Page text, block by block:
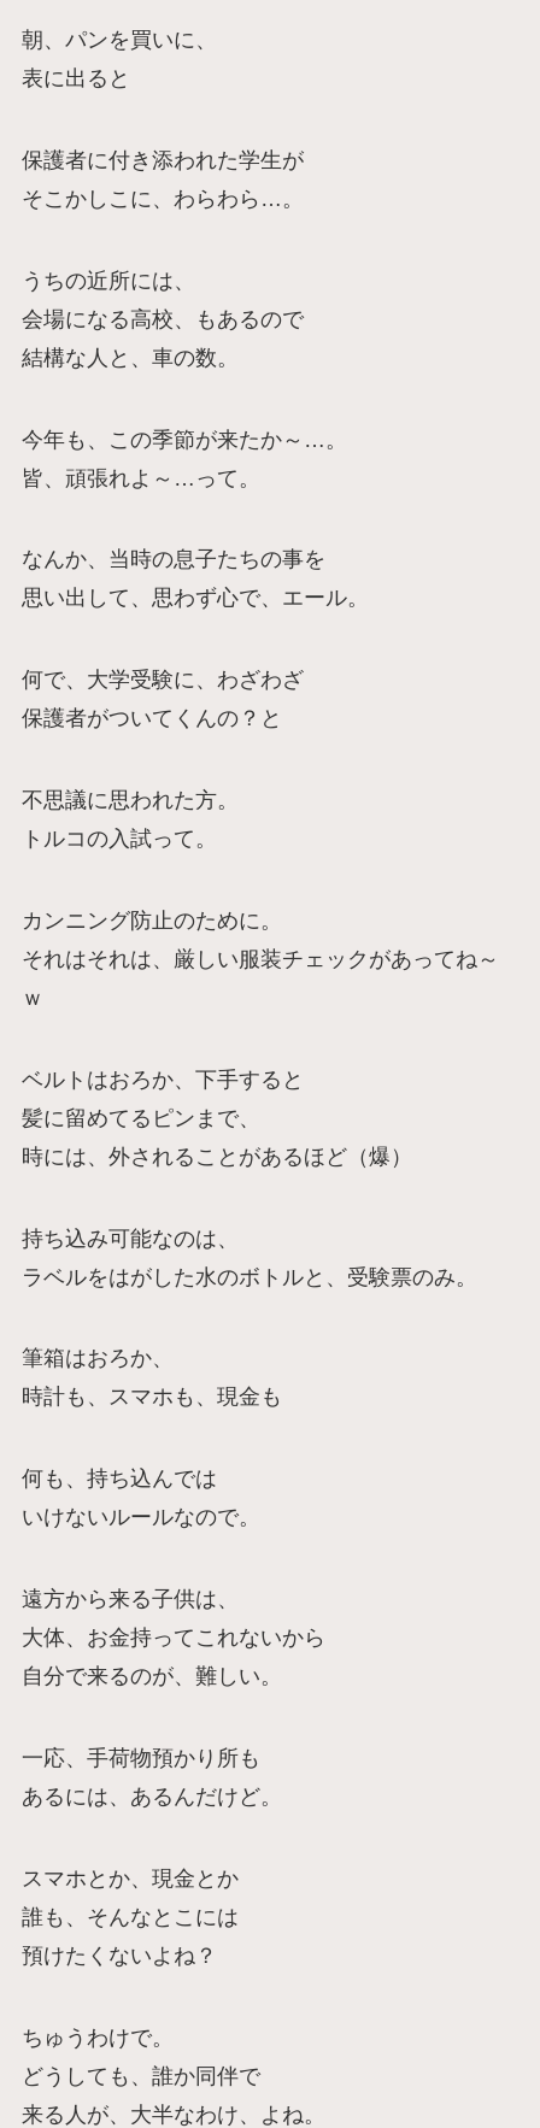
朝、パンを買いに、
表に出ると
保護者に付き添われた学生が
そこかしこに、わらわら…。
うちの近所には、
会場になる高校、もあるので
結構な人と、車の数。
今年も、この季節が来たか～…。
皆、頑張れよ～…って。
なんか、当時の息子たちの事を
思い出して、思わず心で、エール。
何で、大学受験に、わざわざ
保護者がついてくんの？と
不思議に思われた方。
トルコの入試って。
カンニング防止のために。
それはそれは、厳しい服装チェックがあってね～
ｗ
ベルトはおろか、下手すると
髪に留めてるピンまで、
時には、外されることがあるほど（爆）
持ち込み可能なのは、
ラベルをはがした水のボトルと、受験票のみ。
筆箱はおろか、
時計も、スマホも、現金も
何も、持ち込んでは
いけないルールなので。
遠方から来る子供は、
大体、お金持ってこれないから
自分で来るのが、難しい。
一応、手荷物預かり所も
あるには、あるんだけど。
スマホとか、現金とか
誰も、そんなとこには
預けたくないよね？
ちゅうわけで。
どうしても、誰か同伴で
来る人が、大半なわけ、よね。